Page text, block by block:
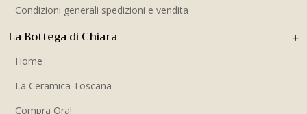
La Bottega di Chiara
Home
La Ceramica Toscana
Compra Ora!
Condizioni generali spedizioni e vendita